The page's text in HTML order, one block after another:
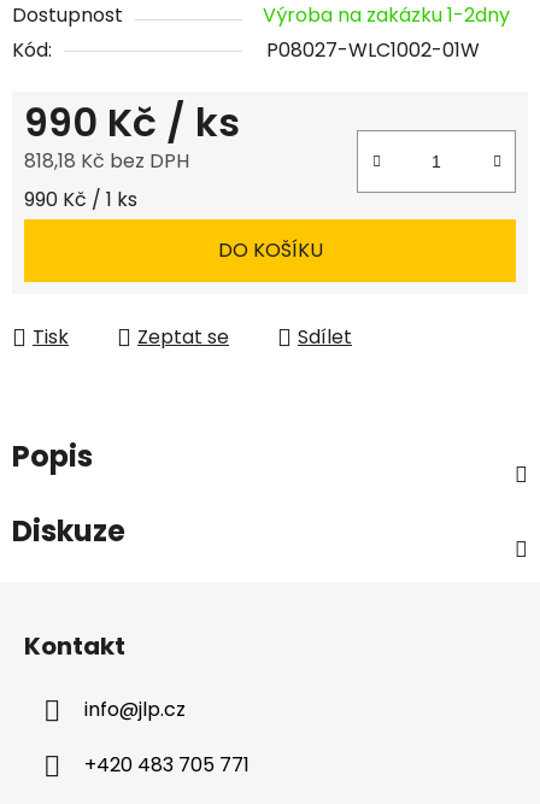
Dostupnost
Výroba na zakázku 1-2dny
Kód:
P08027-WLC1002-01W
990 Kč / ks
818,18 Kč bez DPH
Měrná cena:
990 Kč / 1 ks
DO KOŠÍKU
Tisk Zeptat se Sdílet
Popis
Diskuze
Kontakt
info@jlp.cz
+420 483 705 771